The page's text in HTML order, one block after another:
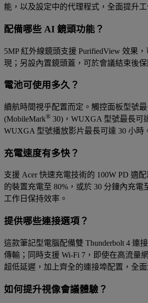
能，以及設定中的代理程式，全面提升工
配備哪些 AI 鏡頭功能？
5MP 紅外線鏡頭支援 PurifiedView 效果
現；另設內置鏡頭蓋，可於會議結束後保
電池可使用多久？
續航時間視乎配置而定。觸控面板型號
(MobileMark® 30)，WUXGA 型號最長可
WUXGA 型號播放影片最長可達 30 小時
充電速度有多快？
支援 Acer 快速充電技術的 100W PD 適
的裝置充電至 80%，或於 30 分鐘內充電
工作日保持效率。
提供哪些連接選項？
這款筆記型電腦配備雙 Thunderbolt 4 連
傳輸；同時支援 Wi-Fi 7，即使在高流量
超低延遲，加上齊全的連接埠配置，全面
如何提升視像會議體驗？